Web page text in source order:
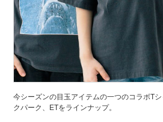
今シーズンの目玉アイテムの一つのコラボT
クパーク、ETをラインナップ。